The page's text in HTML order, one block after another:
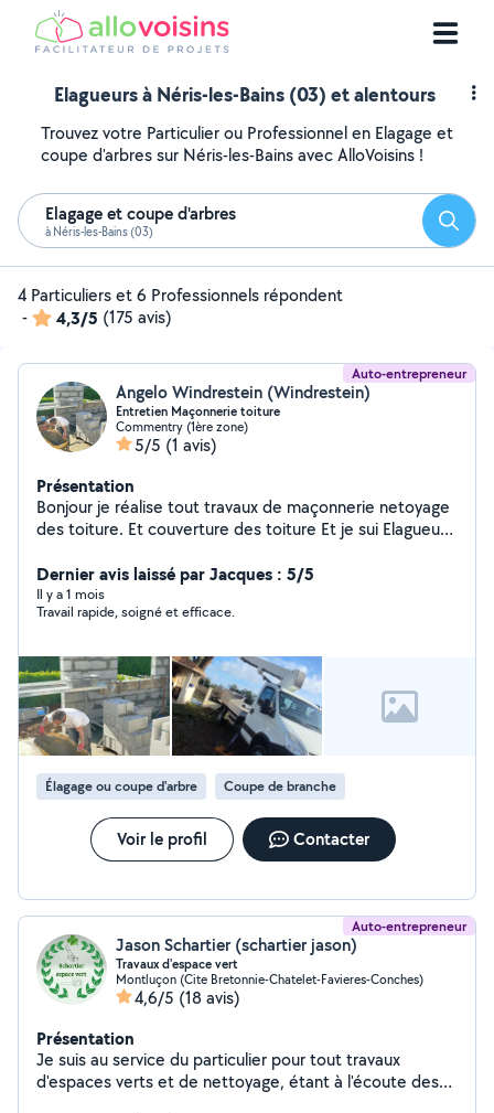
Elagueurs à Néris-les-Bains (03) et alentours
Trouvez votre Particulier ou Professionnel en Elagage et
coupe d'arbres sur Néris-les-Bains avec AlloVoisins !
Elagage et coupe d'arbres
à Néris-les-Bains (03)
4 Particuliers et 6 Professionnels répondent
-
4,3/5 (175 avis)
Auto-entrepreneur
Angelo Windrestein (Windrestein)
Entretien Maçonnerie toiture
Commentry (1ère zone)
5/5 (1 avis)
Présentation
Bonjour je réalise tout travaux de maçonnerie netoyage
des toiture. Et couverture des toiture Et je sui Elagueur,
et le soins de vos arbres je réalise les tailles de haies
ainsi que les démontage et abattage délicat respect du
végétal travail, soigné et sécurisé travaux effectués
gratuit je suis homme toute mains n'hésitez pas à me
contacter.
Dernier avis laissé par Jacques : 5/5
Il y a 1 mois
Travail rapide, soigné et efficace.
Élagage ou coupe d'arbre Coupe de branche
Voir le profil Contacter
Auto-entrepreneur
Jason Schartier (schartier jason)
Travaux d'espace vert
Montluçon (Cite Bretonnie-Chatelet-Favieres-Conches)
4,6/5 (18 avis)
Présentation
Je suis au service du particulier pour tout travaux
d'espaces verts et de nettoyage, étant à l'écoute des